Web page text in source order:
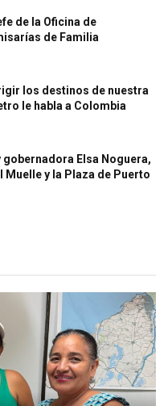
de la Oficina de
de Familia
los destinos de nuestra
le habla a Colombia
gobernadora Elsa Noguera,
Muelle y la Plaza de Puerto